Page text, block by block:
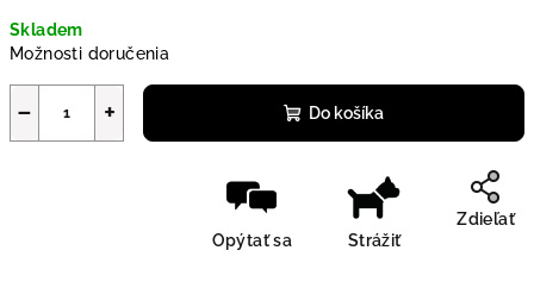
Skladem
Možnosti doručenia
+
− Do košíka
Opýtať sa Strážiť
Zdieľať